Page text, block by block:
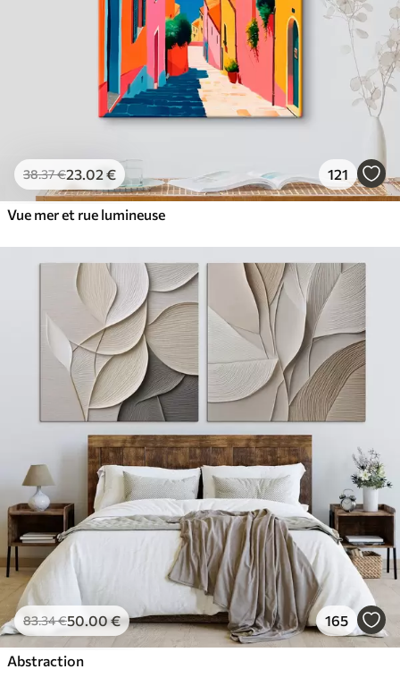
38.37€23.02 € 121
Vue mer et rue lumineuse
83.34€50.00€ 165
Abstraction